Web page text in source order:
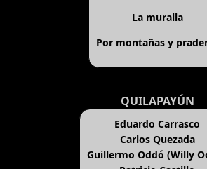
La muralla
Por montañas y
QUILAPAYÚN
Eduardo Carrasco
Carlos Quezada
Guillermo Oddó (Willy